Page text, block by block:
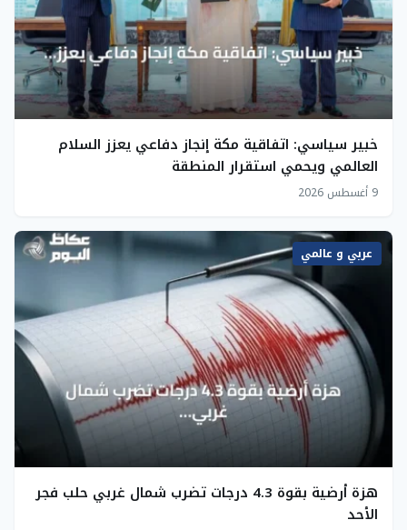
خبير سياسي: اتفاقية مكة إنجاز دفاعي يعزز السلام
العالمي ويحمي استقرار المنطقة
9 أغسطس 2026
عربي و عالمي
هزة أرضية بقوة 4.3 درجات تضرب شمال غربي حلب فجر
الأحد